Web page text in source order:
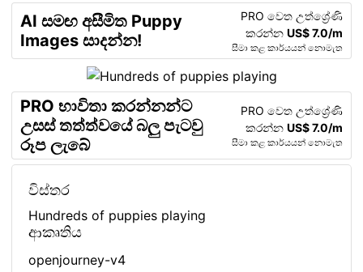
AI සමඟ අසීමිත Puppy
Images සාදන්න!
PRO වෙත උත්ශ්‍රේණි
කරන්න US$ 7.0/m
සීමා කළ කාර්යයන් නොමැත
PRO භාවිතා කරන්නන්ට
උසස් තත්ත්වයේ බලු පැටවු
රූප ලැබේ
PRO වෙත උත්ශ්‍රේණි
කරන්න US$ 7.0/m
සීමා කළ කාර්යයන් නොමැත
විස්තර
Hundreds of puppies playing
ආකෘතිය
openjourney-v4